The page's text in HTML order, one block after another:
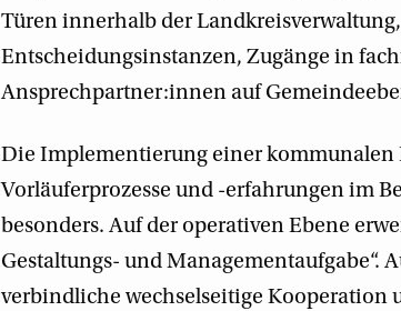
Türen innerhalb der
Entscheidungsinstanzen, Zugänge in
Ansprechpartner:innen auf
Die Implementierung einer kommunalen
Vorläuferprozesse und -erfahrungen im
besonders. Auf der operativen Ebene
Gestaltungs- und Managementaufgabe“.
verbindliche wechselseitige Kooperation